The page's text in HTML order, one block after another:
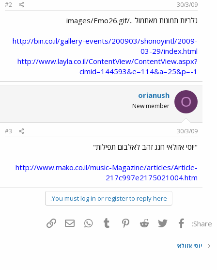
30/3/09
#2
גלריות תמונות מאתמול ../images/Emo26.gif
http://bin.co.il/gallery-events/200903/shonoyintl/2009-
03-29/index.html
http://www.layla.co.il/ContentView/ContentView.aspx?
cimid=144593&e=114&a=25&p=-1
O
orianush
New member
30/3/09
#3
"יוסי אזולאי חגג זהב לאלבום תפילות"
http://www.mako.co.il/music-Magazine/articles/Article-
217c997e2175021004.htm
You must log in or register to reply here.
Share: פייסבוק Twitter
Reddit
Pinterest
Tumblr
WhatsAppדואר אלקטרוני
יוסי אזולאי